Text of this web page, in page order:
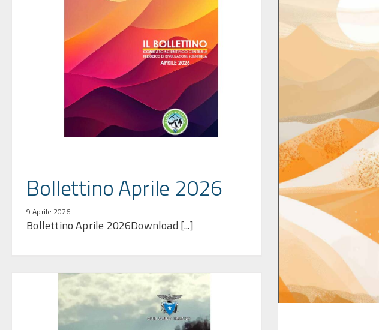
Bollettino Aprile 2026
9 Aprile 2026
Bollettino Aprile 2026Download [...]